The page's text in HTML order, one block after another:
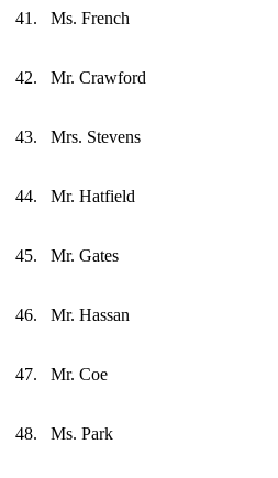
41. Ms. French
42. Mr. Crawford
43. Mrs. Stevens
44. Mr. Hatfield
45. Mr. Gates
46. Mr. Hassan
47. Mr. Coe
48. Ms. Park